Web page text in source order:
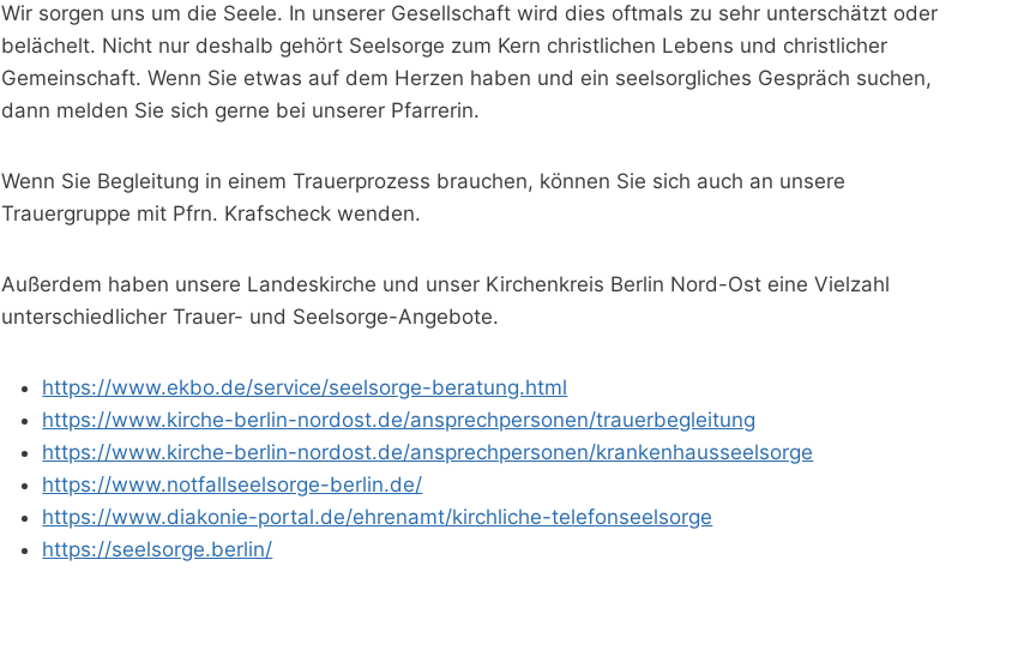
Wir sorgen uns um die Seele. In unserer Gesellschaft wird dies oftmals zu sehr unterschätzt oder
belächelt. Nicht nur deshalb gehört Seelsorge zum Kern christlichen Lebens und christlicher
Gemeinschaft. Wenn Sie etwas auf dem Herzen haben und ein seelsorgliches Gespräch suchen,
dann melden Sie sich gerne bei unserer Pfarrerin.
Wenn Sie Begleitung in einem Trauerprozess brauchen, können Sie sich auch an unsere
Trauergruppe mit Pfrn. Krafscheck wenden.
Außerdem haben unsere Landeskirche und unser Kirchenkreis Berlin Nord-Ost eine Vielzahl
unterschiedlicher Trauer- und Seelsorge-Angebote.
https://www.ekbo.de/service/seelsorge-beratung.html
https://www.kirche-berlin-nordost.de/ansprechpersonen/trauerbegleitung
https://www.kirche-berlin-nordost.de/ansprechpersonen/krankenhausseelsorge
https://www.notfallseelsorge-berlin.de/
https://www.diakonie-portal.de/ehrenamt/kirchliche-telefonseelsorge
https://seelsorge.berlin/